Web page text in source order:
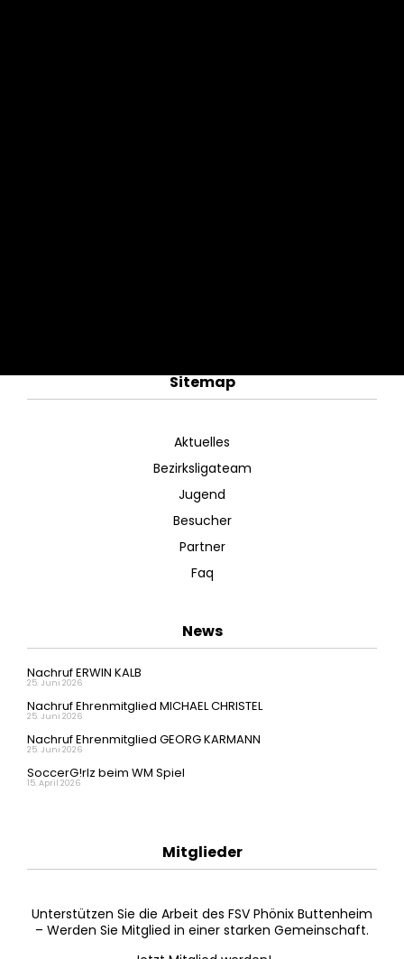
Sitemap
Aktuelles
Bezirksligateam
Jugend
Besucher
Partner
Faq
News
Nachruf ERWIN KALB
25. Juni 2026
Nachruf Ehrenmitglied MICHAEL CHRISTEL
25. Juni 2026
Nachruf Ehrenmitglied GEORG KARMANN
25. Juni 2026
SoccerG!rlz beim WM Spiel
15. April 2026
Mitglieder
Unterstützen Sie die Arbeit des FSV Phönix Buttenheim
– Werden Sie Mitglied in einer starken Gemeinschaft.